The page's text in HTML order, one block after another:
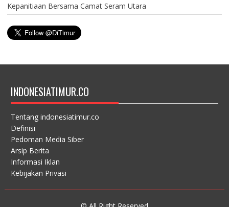
Kepanitiaan Bersama Camat Seram Utara
INDONESIATIMUR.CO
Tentang indonesiatimur.co
Definisi
Pedoman Media Siber
Arsip Berita
Informasi Iklan
Kebijakan Privasi